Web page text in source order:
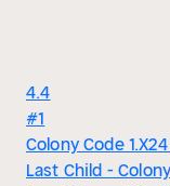
4.4
#1
Colony Code
Last Child -